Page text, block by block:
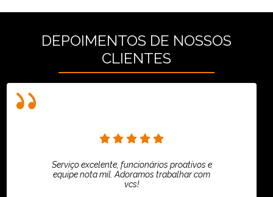
DEPOIMENTOS DE NOSSOS
CLIENTES
Serviço excelente, funcionários proativos e
equipe nota mil. Adoramos trabalhar com
vcs!